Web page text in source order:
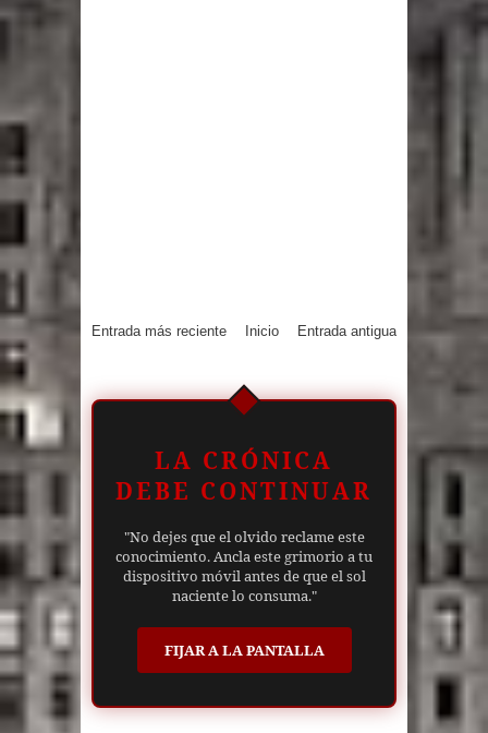
Entrada más reciente Entrada antigua
Inicio
LA CRÓNICA
DEBE CONTINUAR
"No dejes que el olvido reclame este
conocimiento. Ancla este grimorio a tu
dispositivo móvil antes de que el sol
naciente lo consuma."
FIJAR A LA PANTALLA